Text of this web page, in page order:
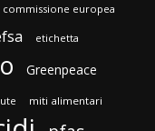
commissione europea
etichetta
Greenpeace
miti alimentari